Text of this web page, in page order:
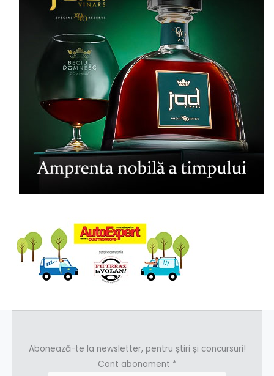
Abonează-te la newsletter, pentru știri și concursuri!
Cont abonament *